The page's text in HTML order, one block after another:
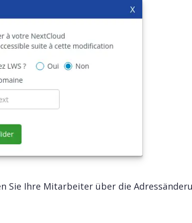
Sie Ihre Mitarbeiter über die